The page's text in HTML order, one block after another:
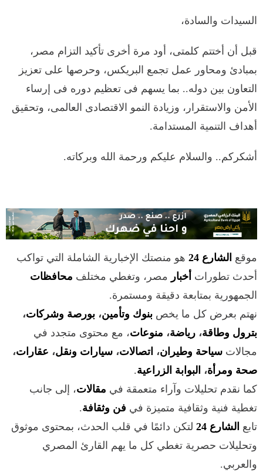
السيدات والسادة،
قبل أن أختتم كلمتى، أود مرة أخرى تأكيد التزام مصر،
بمبادئ ومحاور عمل تجمع البريكس، وحرصها على تعزيز
التعاون بين دوله.. بما يسهم فى تعظيم دوره فى إرساء
الأمن والاستقرار، وزيادة النمو الاقتصادى العالمى، وتحقيق
أهداف التنمية المستدامة.
أشكركم.. والسلام عليكم ورحمة الله وبركاته.
موقع الشارع 24
هو منصتك الإخبارية الشاملة التي تواكب
أحدث تطورات أخبار مصر، وتغطي مختلف محافظات
الجمهورية بمتابعة دقيقة ومستمرة.
نهتم بعرض كل ما يخص بنوك وتأمين، بورصة وشركات،
بترول وطاقة، رياضة، منوعات، مع محتوى متجدد في
مجالات سياحة وطيران، اتصالات، سيارات ونقل، عقارات،
صحة ومرأة، البوابة الزراعية.
كما نقدم تحليلات وآراء متعمقة في مقالات، إلى جانب
تغطية فنية وثقافية متميزة في فن وثقافة.
تابع الشارع 24
لتكن دائمًا في قلب الحدث، بمحتوى موثوق
وتحليلات حصرية تغطي كل ما يهم القارئ المصري
والعربي.